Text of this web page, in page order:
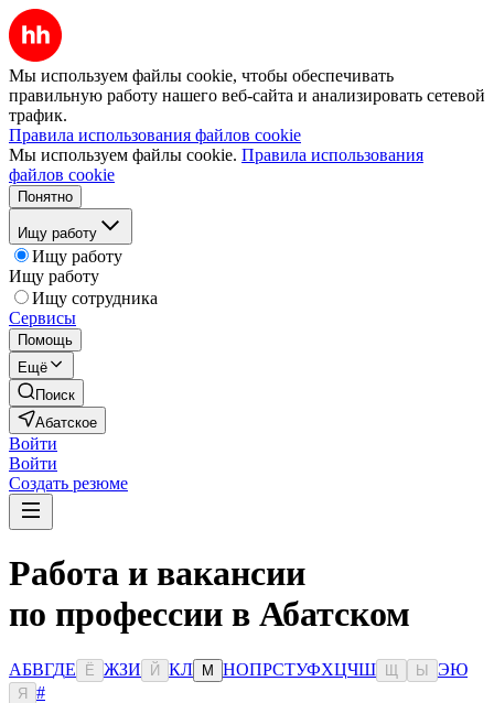
Мы используем файлы cookie, чтобы обеспечивать
правильную работу нашего веб-сайта и анализировать сетевой
трафик.
Правила использования файлов cookie
Мы используем файлы cookie. Правила использования
файлов cookie
Понятно
Ищу работу
Ищу работу
Ищу работу
Ищу сотрудника
Сервисы
Помощь
Ещё
Поиск
Абатское
Войти
Войти
Создать резюме
Работа и вакансии
по профессии в Абатском
АБВГДЕ Ё ЖЗИ Й КЛ М НОПРСТУФХЦЧШ Ы ЭЮ
Я
#